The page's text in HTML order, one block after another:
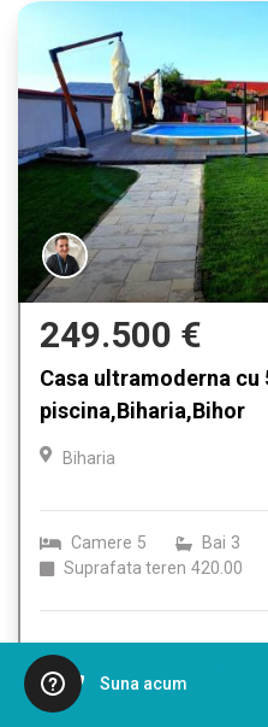
249.500 €
Casa ultramoderna cu
piscina,Biharia,Bihor
Biharia
Camere 5 Bai 3
Suprafata teren 420.00
Suna acum